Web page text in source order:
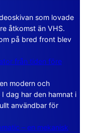
som lovade
åtkomst än VHS.
på bred front blev
från tiden före
modern och
dag har den hamnat i
användbar för
– en mekanisk